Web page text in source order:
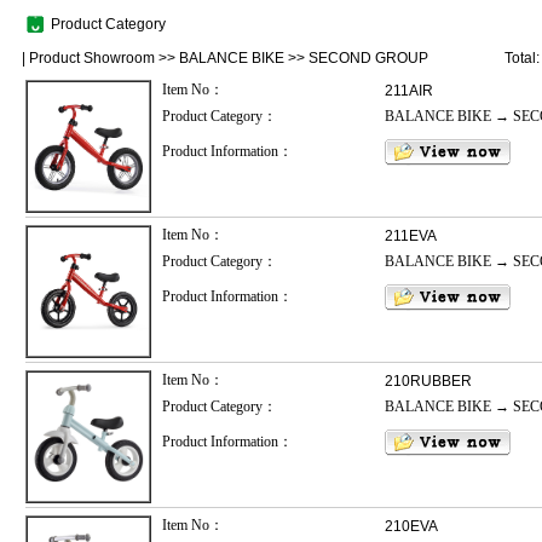
Product Category
Product Showroom >> BALANCE BIKE >> SECOND GROUP
Item No：
211AIR
Product Category：
BALANCE BIKE →
Product Information：
Item No：
211EVA
Product Category：
BALANCE BIKE →
Product Information：
Item No：
210RUBBER
Product Category：
BALANCE BIKE →
Product Information：
Item No： 210EVA